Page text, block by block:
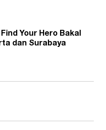
Your Hero Bakal
dan Surabaya